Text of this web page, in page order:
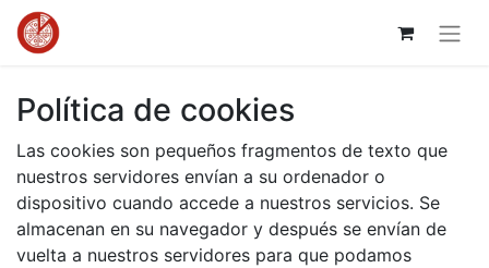
Política de cookies
Las cookies son pequeños fragmentos de texto que
nuestros servidores envían a su ordenador o
dispositivo cuando accede a nuestros servicios. Se
almacenan en su navegador y después se envían de
vuelta a nuestros servidores para que podamos